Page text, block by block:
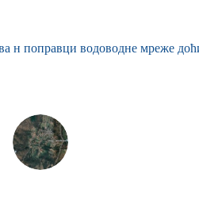
н поправци водоводне мреже